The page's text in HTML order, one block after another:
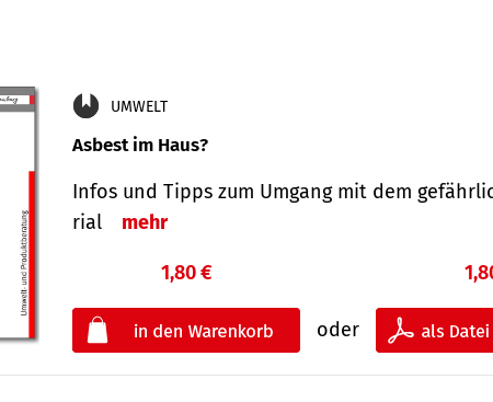
UMWELT
Asbest im Haus?
Infos und Tipps zum Um­gang mit dem
rial
mehr
1,80 €
oder